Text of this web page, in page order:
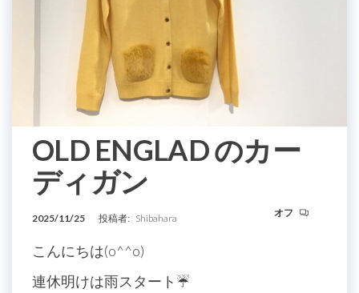
OLD ENGLAD のカー
ディガン
2025/11/25 投稿者: Shibahara オフ
こんにちは(o^^o)
連休明けは雨スタート☔️